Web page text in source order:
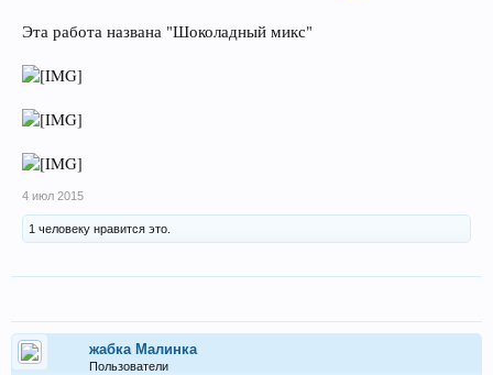
Эта работа названа "Шоколадный микс"
4 июл 2015
1 человеку нравится это.
жабка Малинка
Пользователи